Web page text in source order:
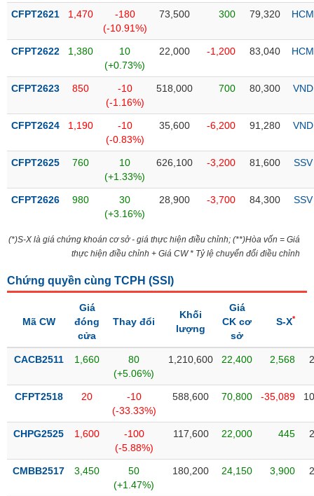
liệu
Tâm
lý
trường
CFPT2621 1,470
-180
(-10.91%)
73,500 300 79,320 HCM
CFPT2622 1,380
10
(+0.73%)
22,000 -1,200 83,040 HCM
CFPT2623 850
-10
(-1.16%)
518,000 700 80,300 VND
CFPT2624 1,190
-10
(-0.83%)
35,600 -6,200 91,280 VND
CFPT2625 760
10
(+1.33%)
626,100 -3,200 81,600 SSV
CFPT2626 980
30
(+3.16%)
28,900 -3,700 84,300 SSV
(*)S-X là giá chứng khoán cơ sở - giá thực hiện điều chỉnh; (**)Hòa vốn = Giá
thực hiện điều chỉnh + Giá CW * Tỷ lệ chuyển đổi điều chỉnh
Chứng quyền cùng TCPH (SSI )
Mã CW
Giá
đóng
cửa
Thay đổi
Khối
lượng
Giá
CK cơ
sở
S-X*
CACB2511 1,660
80
(+5.06%)
1,210,600 22,400 2,568
CFPT2518 20
-10
(-33.33%)
588,600 70,800 -35,089
CHPG2525 1,600
-100
(-5.88%)
117,600 22,000 445
CMBB2517 3,450
50
(+1.47%)
180,200 24,150 3,900
TIÊU
KHÔNG
YẾU
TIÊU
DÙNG
SÓC
KHỎE
CHÍNH